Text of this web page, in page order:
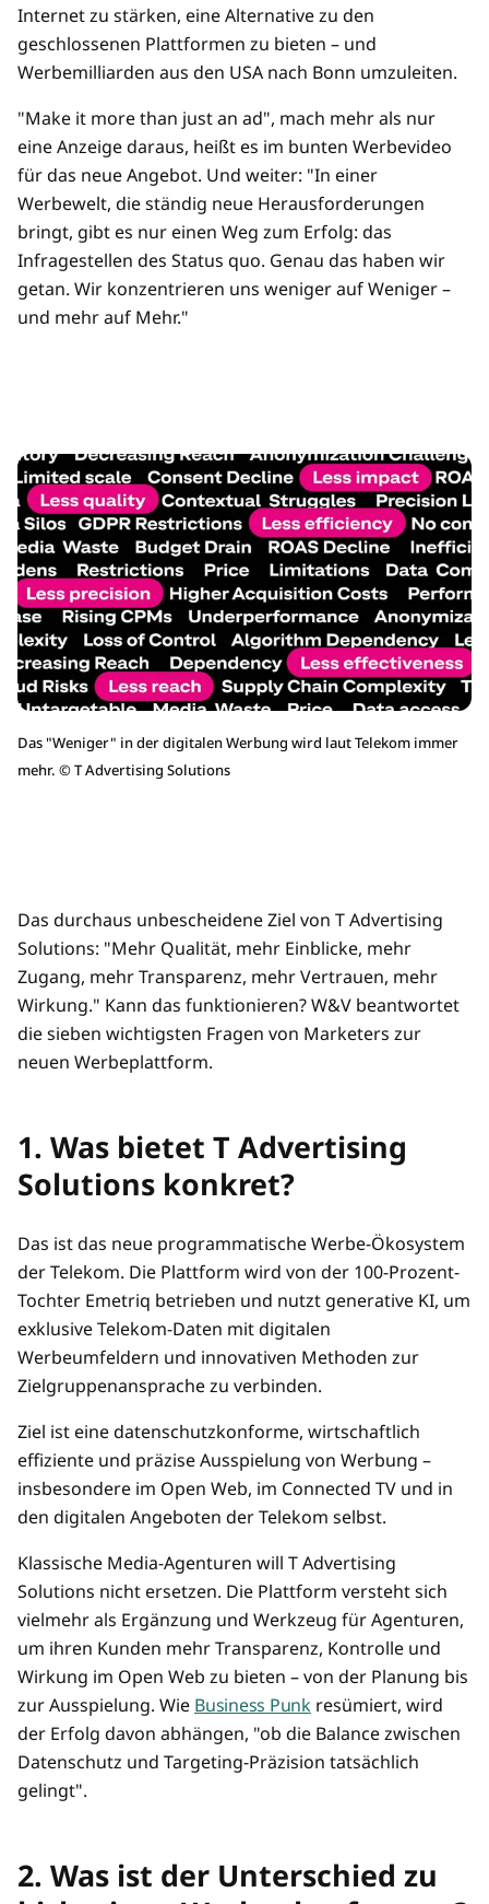
Internet zu stärken, eine Alternative zu den
geschlossenen Plattformen zu bieten – und
Werbemilliarden aus den USA nach Bonn umzuleiten.
"Make it more than just an ad", mach mehr als nur
eine Anzeige daraus, heißt es im bunten Werbevideo
für das neue Angebot. Und weiter: "In einer
Werbewelt, die ständig neue Herausforderungen
bringt, gibt es nur einen Weg zum Erfolg: das
Infragestellen des Status quo. Genau das haben wir
getan. Wir konzentrieren uns weniger auf Weniger –
und mehr auf Mehr."
Das "Weniger" in der digitalen Werbung wird laut Telekom immer
mehr. ©T Advertising Solutions
Das durchaus unbescheidene Ziel von T Advertising
Solutions: "Mehr Qualität, mehr Einblicke, mehr
Zugang, mehr Transparenz, mehr Vertrauen, mehr
Wirkung." Kann das funktionieren? W&V beantwortet
die sieben wichtigsten Fragen von Marketers zur
neuen Werbeplattform.
1. Was bietet T Advertising
Solutions konkret?
Das ist das neue programmatische Werbe-Ökosystem
der Telekom. Die Plattform wird von der 100-Prozent-
Tochter Emetriq betrieben und nutzt generative KI, um
exklusive Telekom-Daten mit digitalen
Werbeumfeldern und innovativen Methoden zur
Zielgruppenansprache zu verbinden.
Ziel ist eine datenschutzkonforme, wirtschaftlich
effiziente und präzise Ausspielung von Werbung –
insbesondere im Open Web, im Connected TV und in
den digitalen Angeboten der Telekom selbst.
Klassische Media-Agenturen will T Advertising
Solutions nicht ersetzen. Die Plattform versteht sich
vielmehr als Ergänzung und Werkzeug für Agenturen,
um ihren Kunden mehr Transparenz, Kontrolle und
Wirkung im Open Web zu bieten – von der Planung bis
zur Ausspielung. Wie Business Punkresümiert, wird
der Erfolg davon abhängen, "ob die Balance zwischen
Datenschutz und Targeting-Präzision tatsächlich
gelingt".
2. Was ist der Unterschied zu